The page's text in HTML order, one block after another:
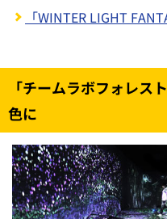
「WINTER LIGHT
「チームラボフォレス
色に